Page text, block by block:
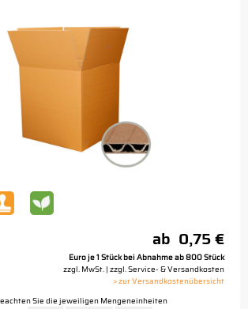
ab 0,75 €
Euro je 1 Stück bei Abnahme ab 800 Stück
zzgl. MwSt. | zzgl. Service- & Versandkosten
> zur Versandkostenübersicht
Sie die jeweiligen Mengeneinheiten